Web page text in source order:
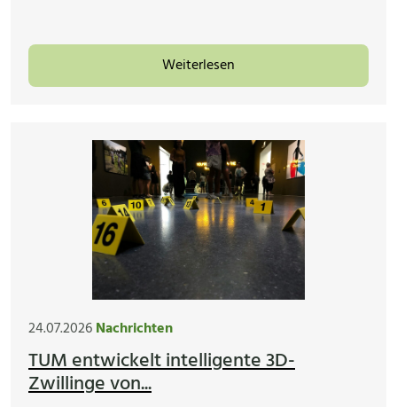
Weiterlesen
24.07.2026Nachrichten
TUM entwickelt intelligente 3D-
Zwillinge von...